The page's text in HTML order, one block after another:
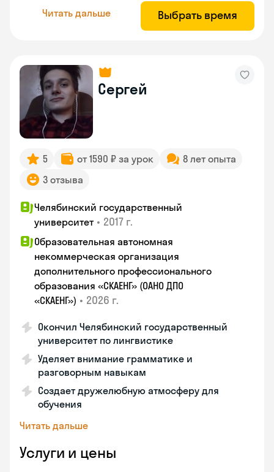
Читать дальше Выбрать время
Сергей
5 от 1590 ₽ за урок
8 лет опыта
3 отзыва
Челябинский государственный
университет • 2017 г.
Образовательная автономная
некоммерческая организация
дополнительного профессионального
образования «СКАЕНГ» (ОАНО ДПО
«СКАЕНГ») • 2026 г.
Окончил Челябинский государственный
университет по лингвистике
Уделяет внимание грамматике и
разговорным навыкам
Создает дружелюбную атмосферу для
обучения
Читать дальше
Услуги и цены